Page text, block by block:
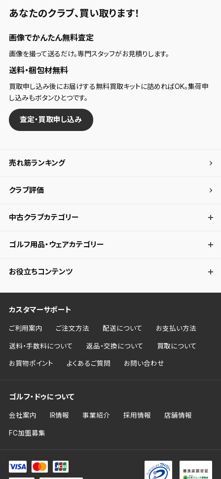
あなたのクラブ、 買い取ります！
画像でかんたん無料査定
画像を撮って送るだけ。専門スタッフがお見積りします。
送料・梱包材無料
買取申し込み後にお届けする無料買取キットに詰めればOK。集荷申
し込みもボタンひとつです。
査定・買取申し込み
売れ筋ランキング
クラブ評価
中古クラブカテゴリー
ゴルフ用品・ウェアカテゴリー
お役立ちコンテンツ
カスタマーサポート
ご利用案内 ご注文方法 配送について お支払い方法
送料・手数料について 返品・交換について 買取について
お買物ポイント よくあるご質問 お問い合わせ
ゴルフ・ドゥについて
会社案内 IR情報 事業紹介 採用情報 店舗情報
FC加盟募集